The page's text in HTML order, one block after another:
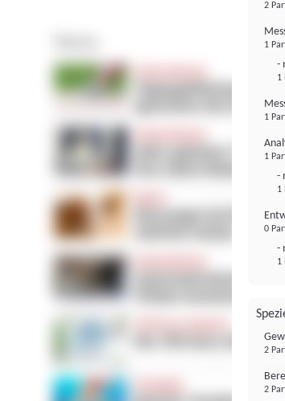
2
1
-
1
1
1
-
1
0
-
1
2
2